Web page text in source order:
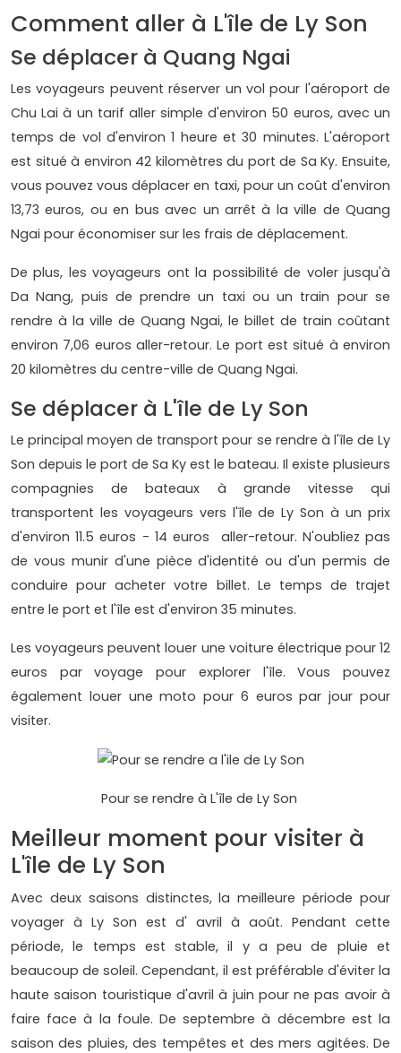
Comment aller à L'île de Ly Son
Se déplacer à Quang Ngai
Les voyageurs peuvent réserver un vol pour l'aéroport de
Chu Lai à un tarif aller simple d'environ 50 euros, avec un
temps de vol d'environ 1 heure et 30 minutes. L'aéroport
est situé à environ 42 kilomètres du port de Sa Ky. Ensuite,
vous pouvez vous déplacer en taxi, pour un coût d'environ
13,73 euros, ou en bus avec un arrêt à la ville de Quang
Ngai pour économiser sur les frais de déplacement.
De plus, les voyageurs ont la possibilité de voler jusqu'à
Da Nang, puis de prendre un taxi ou un train pour se
rendre à la ville de Quang Ngai, le billet de train coûtant
environ 7,06 euros aller-retour. Le port est situé à environ
20 kilomètres du centre-ville de Quang Ngai.
Se déplacer à L'île de Ly Son
Le principal moyen de transport pour se rendre à l'île de Ly
Son depuis le port de Sa Ky est le bateau. Il existe plusieurs
compagnies de bateaux à grande vitesse qui
transportent les voyageurs vers l'île de Ly Son à un prix
d'environ 11.5 euros - 14 euros aller-retour. N'oubliez pas
de vous munir d'une pièce d'identité ou d'un permis de
conduire pour acheter votre billet. Le temps de trajet
entre le port et l'île est d'environ 35 minutes.
Les voyageurs peuvent louer une voiture électrique pour 12
euros par voyage pour explorer l'île. Vous pouvez
également louer une moto pour 6 euros par jour pour
visiter.
Pour se rendre à L'île de Ly Son
Meilleur moment pour visiter à
L'île de Ly Son
Avec deux saisons distinctes, la meilleure période pour
voyager à Ly Son est d' avril à août. Pendant cette
période, le temps est stable, il y a peu de pluie et
beaucoup de soleil. Cependant, il est préférable d'éviter la
haute saison touristique d'avril à juin pour ne pas avoir à
faire face à la foule. De septembre à décembre est la
saison des pluies, des tempêtes et des mers agitées. De